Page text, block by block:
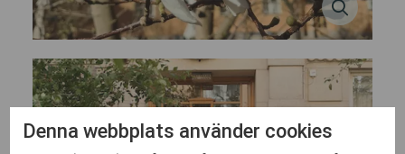
Denna webbplats använder cookies